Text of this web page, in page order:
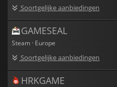
Soortgelijke aanbiedingen
GAMESEAL
Steam · Europe
Soortgelijke aanbiedingen
HRKGAME